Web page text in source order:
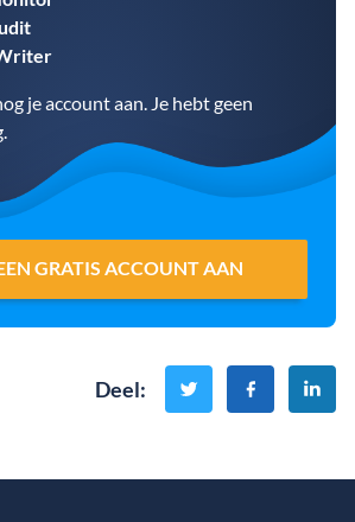
je account aan. Je hebt geen
GRATIS ACCOUNT AAN
Deel: